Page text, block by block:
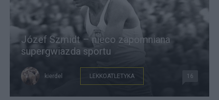
Józef Szmidt – nieco zapomniana
supergwiazda sportu
kierdel LEKKOATLETYKA 16